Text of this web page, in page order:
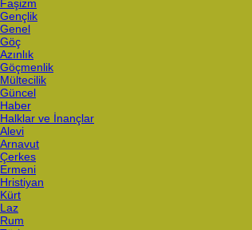
Faşizm
Gençlik
Genel
Göç
Azınlık
Göçmenlik
Mültecilik
Güncel
Haber
Halklar ve İnançlar
Alevi
Arnavut
Çerkes
Ermeni
Hristiyan
Kürt
Laz
Rum